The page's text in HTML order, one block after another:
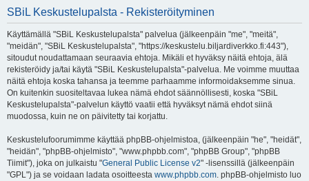
SBiL Keskustelupalsta - Rekisteröityminen
Käyttämällä "SBiL Keskustelupalsta" palvelua (jälkeenpäin "me", "meitä",
"meidän", "SBiL Keskustelupalsta", "https://keskustelu.biljardiverkko.fi:443"),
sitoudut noudattamaan seuraavia ehtoja. Mikäli et hyväksy näitä ehtoja, älä
rekisteröidy ja/tai käytä "SBiL Keskustelupalsta"-palvelua. Me voimme muuttaa
näitä ehtoja koska tahansa ja teemme parhaamme informoidaksemme sinua.
On kuitenkin suositeltavaa lukea nämä ehdot säännöllisesti, koska "SBiL
Keskustelupalsta"-palvelun käyttö vaatii että hyväksyt nämä ehdot siinä
muodossa, kuin ne on päivitetty tai korjattu.
Keskustelufoorumimme käyttää phpBB-ohjelmistoa, (jälkeenpäin "he", "heidät",
"heidän", "phpBB-ohjelmisto", "www.phpbb.com", "phpBB Group", "phpBB
Tiimit"), joka on julkaistu "General Public License v2" -lisenssillä (jälkeenpäin
"GPL") ja se voidaan ladata osoitteesta www.phpbb.com. phpBB-ohjelmisto luo